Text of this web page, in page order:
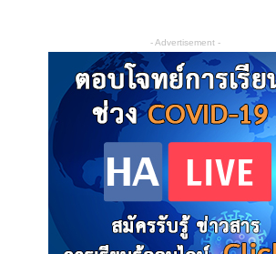
- Advertisement -